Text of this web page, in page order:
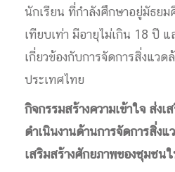
นักเรียน ที่กำลังศึกษาอยู่มัธย
เทียบเท่า มีอายุไม่เกิน 18 ปี
เกี่ยวข้องกับการจัดการสิ่งแว
ประเทศไทย
กิจกรรมสร้างความเข้าใจ ส่ง
ดำเนินงานด้านการจัดการสิ่ง
เสริมสร้างศักยภาพของชุมช